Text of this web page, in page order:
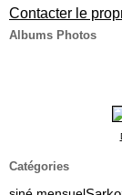
Contacter le
Albums Photos
Catégories